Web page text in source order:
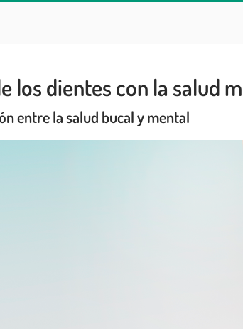
los dientes con la salud
entre la salud bucal y mental